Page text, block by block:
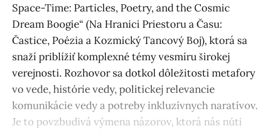
Space-Time: Particles, Poetry, and the Cosmic
Dream Boogie“ (Na Hranici Priestoru a Času:
Častice, Poézia a Kozmický Tancový Boj), ktorá sa
snaží priblížiť komplexné témy vesmíru širokej
verejnosti. Rozhovor sa dotkol dôležitosti metafory
vo vede, histórie vedy, politickej relevancie
komunikácie vedy a potreby inkluzívnych naratívov.
Je to povzbudivá výmena názorov, ktorá nás núti